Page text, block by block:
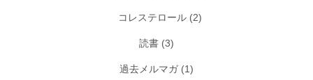
コレステロール (2)
読書 (3)
過去メルマガ(1)